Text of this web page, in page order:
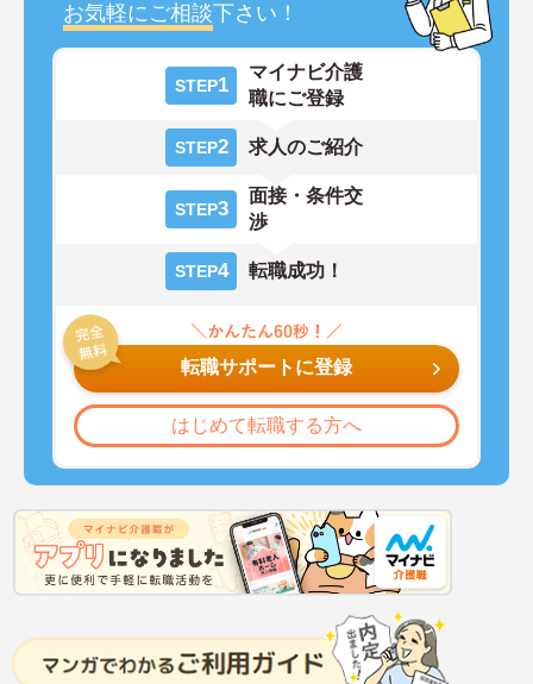
お気軽にご相談下さい！
STEP1
マイナビ介護
職にご登録
STEP2 求人のご紹介
STEP3
面接・条件交
渉
STEP4 転職成功！
転職サポートに登録
はじめて転職する方へ